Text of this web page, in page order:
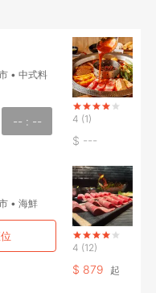
•中式料
-- : -- 4 (1)
$ ---
•海鮮
4 (12)
$ 879 起